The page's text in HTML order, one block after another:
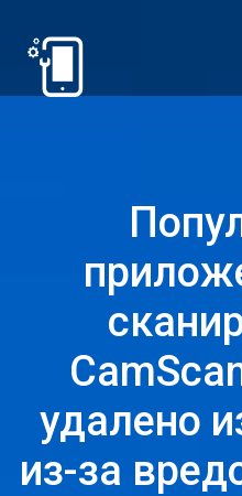
удалено
из-за